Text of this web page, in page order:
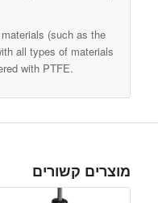
(such as the
all types of materials
with PTFE.
מוצרים קשורים